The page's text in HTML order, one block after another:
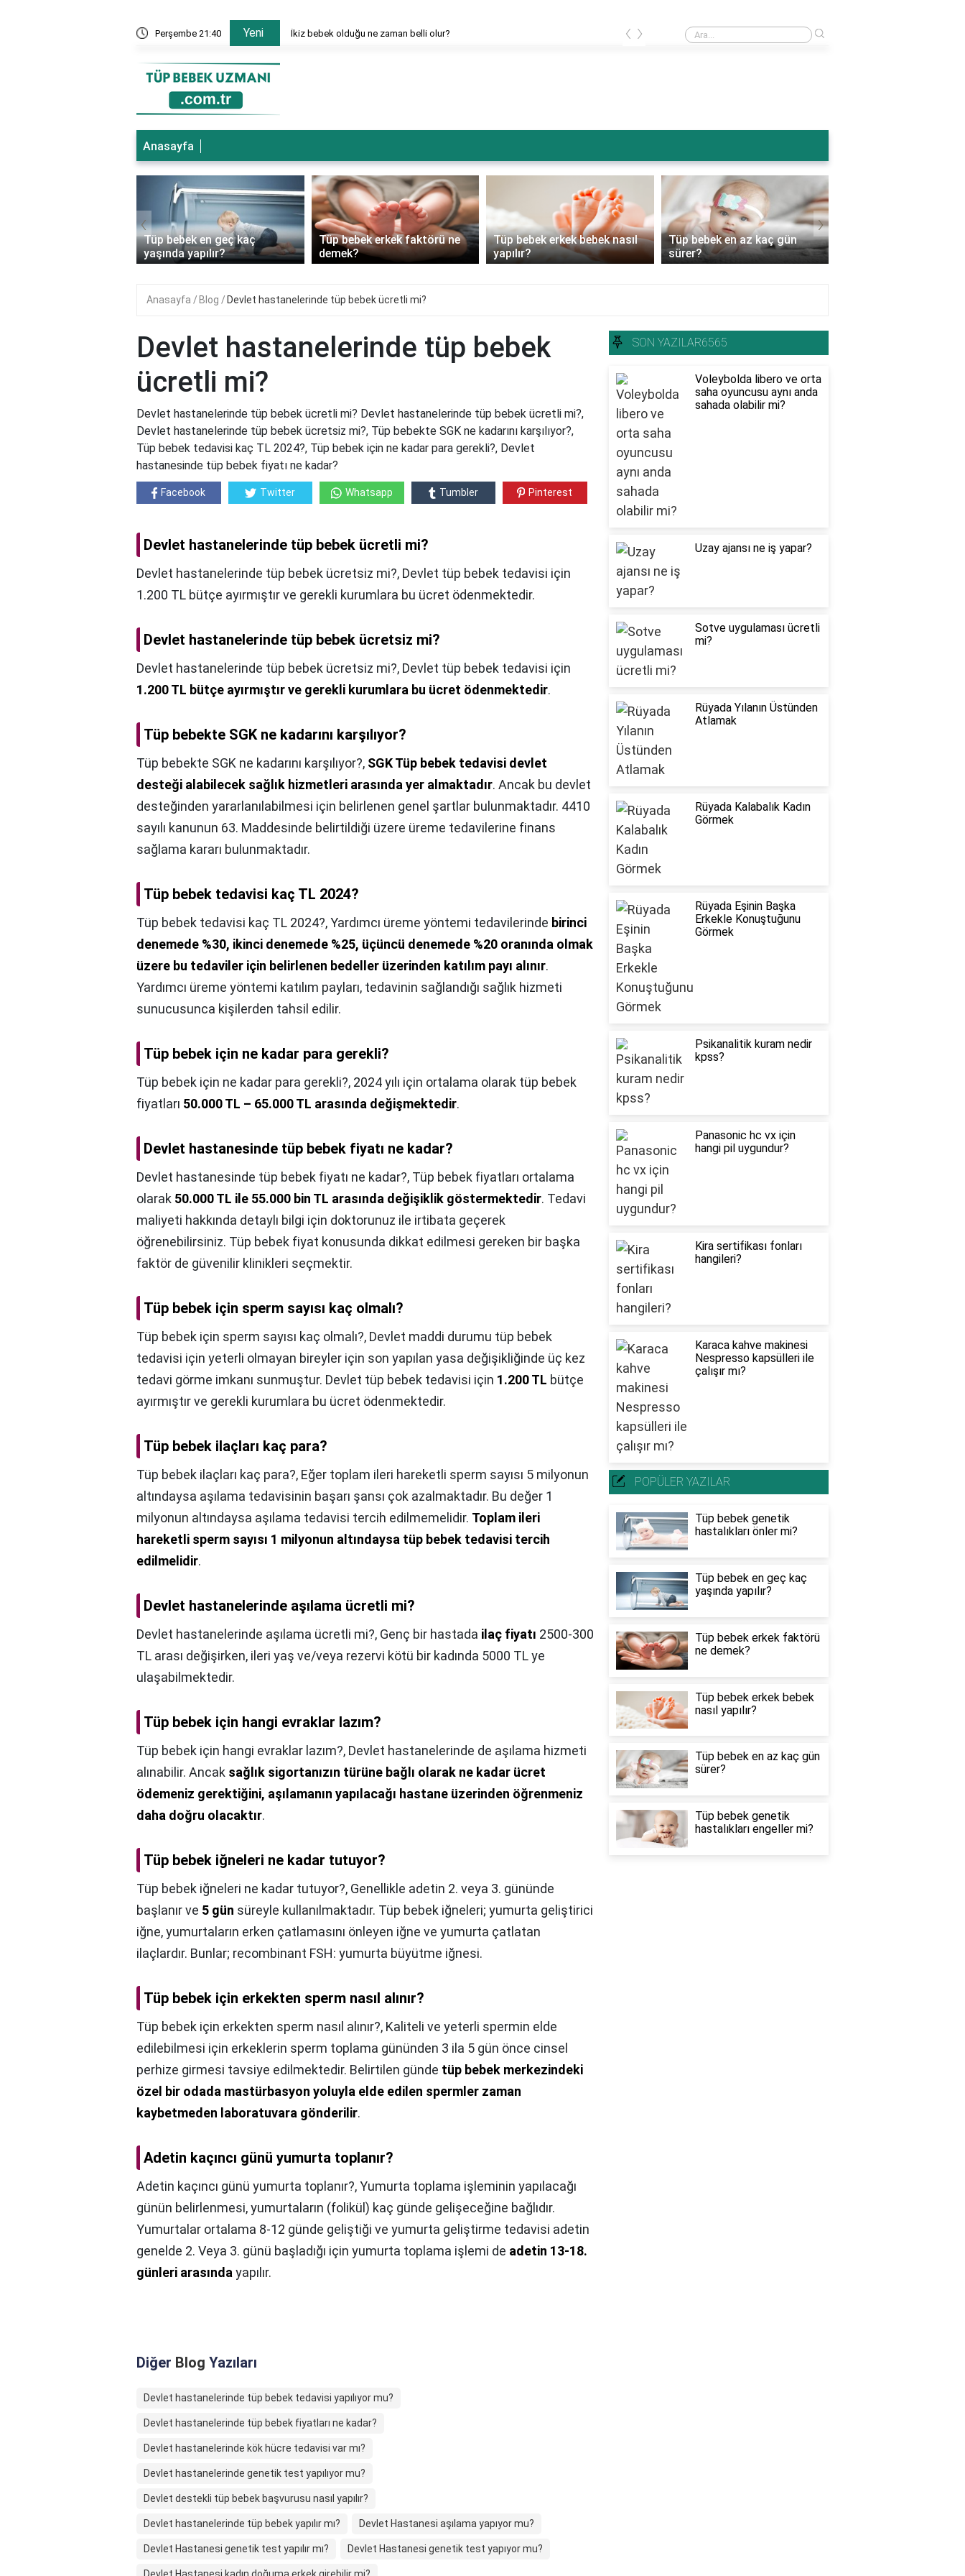
Perşembe 21:40 Yeni İkiz bebek olduğu ne zaman belli olur? Ameliyattan sonra karın şişmesi normal mi?
‹ ›
Anasayfa
Tüp bebek en geç kaç
yaşında yapılır?
Tüp bebek erkek faktörü ne
demek?
Tüp bebek erkek bebek nasıl
yapılır?
Tüp bebek en az kaç gün
sürer?
‹ ›
Anasayfa Blog Devlet hastanelerinde tüp bebek ücretli mi?
Devlet hastanelerinde tüp bebek
ücretli mi?
Devlet hastanelerinde tüp bebek ücretli mi? Devlet hastanelerinde tüp bebek ücretli mi?,
Devlet hastanelerinde tüp bebek ücretsiz mi?, Tüp bebekte SGK ne kadarını karşılıyor?,
Tüp bebek tedavisi kaç TL 2024?, Tüp bebek için ne kadar para gerekli?, Devlet
hastanesinde tüp bebek fiyatı ne kadar?
Facebook Twitter Whatsapp Tumbler Pinterest
Devlet hastanelerinde tüp bebek ücretli mi?
Devlet hastanelerinde tüp bebek ücretsiz mi?, Devlet tüp bebek tedavisi için
1.200 TL bütçe ayırmıştır ve gerekli kurumlara bu ücret ödenmektedir.
Devlet hastanelerinde tüp bebek ücretsiz mi?
Devlet hastanelerinde tüp bebek ücretsiz mi?, Devlet tüp bebek tedavisi için
1.200 TL bütçe ayırmıştır ve gerekli kurumlara bu ücret ödenmektedir.
Tüp bebekte SGK ne kadarını karşılıyor?
Tüp bebekte SGK ne kadarını karşılıyor?, SGK Tüp bebek tedavisi devlet
desteği alabilecek sağlık hizmetleri arasında yer almaktadır. Ancak bu devlet
desteğinden yararlanılabilmesi için belirlenen genel şartlar bulunmaktadır. 4410
sayılı kanunun 63. Maddesinde belirtildiği üzere üreme tedavilerine finans
sağlama kararı bulunmaktadır.
Tüp bebek tedavisi kaç TL 2024?
Tüp bebek tedavisi kaç TL 2024?,Yardımcı üreme yöntemi tedavilerinde birinci
denemede %30, ikinci denemede %25, üçüncü denemede %20 oranında olmak
üzere bu tedaviler için belirlenen bedeller üzerinden katılım payı alınır.
Yardımcı üreme yöntemi katılım payları, tedavinin sağlandığı sağlık hizmeti
sunucusunca kişilerden tahsil edilir.
Tüp bebek için ne kadar para gerekli?
Tüp bebek için ne kadar para gerekli?, 2024 yılı için ortalama olarak tüp bebek
fiyatları 50.000 TL – 65.000 TL arasında değişmektedir.
Devlet hastanesinde tüp bebek fiyatı ne kadar?
Devlet hastanesinde tüp bebek fiyatı ne kadar?, Tüp bebek fiyatları ortalama
olarak 50.000 TL ile 55.000 bin TL arasında değişiklik göstermektedir. Tedavi
maliyeti hakkında detaylı bilgi için doktorunuz ile irtibata geçerek
öğrenebilirsiniz. Tüp bebek fiyat konusunda dikkat edilmesi gereken bir başka
faktör de güvenilir klinikleri seçmektir.
Tüp bebek için sperm sayısı kaç olmalı?
Tüp bebek için sperm sayısı kaç olmalı?, Devlet maddi durumu tüp bebek
tedavisi için yeterli olmayan bireyler için son yapılan yasa değişikliğinde üç kez
tedavi görme imkanı sunmuştur. Devlet tüp bebek tedavisi için 1.200 TL bütçe
ayırmıştır ve gerekli kurumlara bu ücret ödenmektedir.
Tüp bebek ilaçları kaç para?
Tüp bebek ilaçları kaç para?, Eğer toplam ileri hareketli sperm sayısı 5 milyonun
altındaysa aşılama tedavisinin başarı şansı çok azalmaktadır. Bu değer 1
milyonun altındaysa aşılama tedavisi tercih edilmemelidir. Toplam ileri
hareketli sperm sayısı 1 milyonun altındaysa tüp bebek tedavisi tercih
edilmelidir.
Devlet hastanelerinde aşılama ücretli mi?
Devlet hastanelerinde aşılama ücretli mi?, Genç bir hastada ilaç fiyatı 2500-300
TL arası değişirken, ileri yaş ve/veya rezervi kötü bir kadında 5000 TL ye
ulaşabilmektedir.
Tüp bebek için hangi evraklar lazım?
Tüp bebek için hangi evraklar lazım?, Devlet hastanelerinde de aşılama hizmeti
alınabilir. Ancak sağlık sigortanızın türüne bağlı olarak ne kadar ücret
ödemeniz gerektiğini, aşılamanın yapılacağı hastane üzerinden öğrenmeniz
daha doğru olacaktır.
Tüp bebek iğneleri ne kadar tutuyor?
Tüp bebek iğneleri ne kadar tutuyor?, Genellikle adetin 2. veya 3. gününde
başlanır ve 5 gün süreyle kullanılmaktadır. Tüp bebek iğneleri; yumurta geliştirici
iğne, yumurtaların erken çatlamasını önleyen iğne ve yumurta çatlatan
ilaçlardır. Bunlar; recombinant FSH: yumurta büyütme iğnesi.
Tüp bebek için erkekten sperm nasıl alınır?
Tüp bebek için erkekten sperm nasıl alınır?, Kaliteli ve yeterli spermin elde
edilebilmesi için erkeklerin sperm toplama gününden 3 ila 5 gün önce cinsel
perhize girmesi tavsiye edilmektedir. Belirtilen günde tüp bebek merkezindeki
özel bir odada mastürbasyon yoluyla elde edilen spermler zaman
kaybetmeden laboratuvara gönderilir.
Adetin kaçıncı günü yumurta toplanır?
Adetin kaçıncı günü yumurta toplanır?,Yumurta toplama işleminin yapılacağı
günün belirlenmesi, yumurtaların (folikül) kaç günde gelişeceğine bağlıdır.
Yumurtalar ortalama 8-12 günde geliştiği ve yumurta geliştirme tedavisi adetin
genelde 2. Veya 3. günü başladığı için yumurta toplama işlemi de adetin 13-18.
günleri arasındayapılır.
Diğer Blog Yazıları
Devlet hastanelerinde tüp bebek tedavisi yapılıyor mu?
Devlet hastanelerinde tüp bebek fiyatları ne kadar?
Devlet hastanelerinde kök hücre tedavisi var mı?
Devlet hastanelerinde genetik test yapılıyor mu?
Devlet destekli tüp bebek başvurusu nasıl yapılır?
Devlet hastanelerinde tüp bebek yapılır mı? Devlet Hastanesi aşılama yapıyor mu?
Devlet Hastanesi genetik test yapılır mı? Devlet Hastanesi genetik test yapıyor mu?
SON YAZILAR6565
Voleybolda libero ve orta
saha oyuncusu aynı anda
sahada olabilir mi?
Uzay ajansı ne iş yapar?
Sotve uygulaması ücretli
mi?
Rüyada Yılanın Üstünden
Atlamak
Rüyada Kalabalık Kadın
Görmek
Rüyada Eşinin Başka
Erkekle Konuştuğunu
Görmek
Psikanalitik kuram nedir
kpss?
Panasonic hc vx için
hangi pil uygundur?
Kira sertifikası fonları
hangileri?
Karaca kahve makinesi
Nespresso kapsülleri ile
çalışır mı?
POPÜLER YAZILAR
Tüp bebek genetik
hastalıkları önler mi?
Tüp bebek en geç kaç
yaşında yapılır?
Tüp bebek erkek faktörü
ne demek?
Tüp bebek erkek bebek
nasıl yapılır?
Tüp bebek en az kaç gün
sürer?
Tüp bebek genetik
hastalıkları engeller mi?